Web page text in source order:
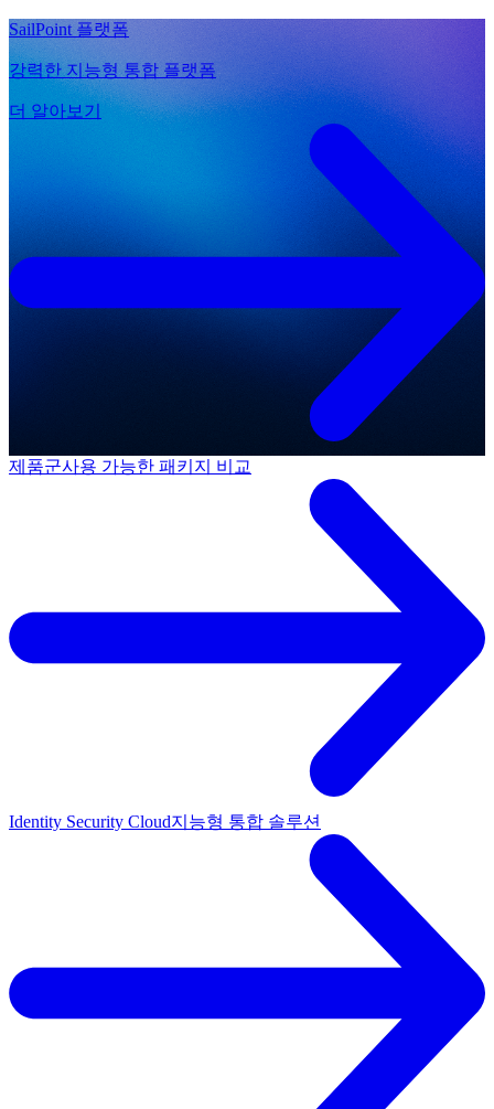
SailPoint 플랫폼
강력한 지능형 통합 플랫폼
더 알아보기
제품군사용 가능한 패키지 비교
Identity Security Cloud지능형 통합 솔루션